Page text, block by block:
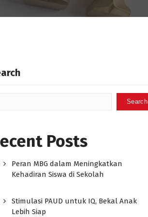
Search
Posts
Peran MBG dalam Meningkatkan
Kehadiran Siswa di Sekolah
Stimulasi PAUD untuk IQ, Bekal Anak
Lebih Siap